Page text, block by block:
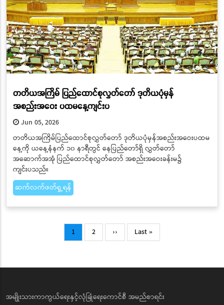
တတိယအကြိမ် ပြည်ထောင်စုလွှတ်တော် ဒုတိယပုံမှန်
အစည်းအဝေး ပထမနေ့ကျင်းပ
Jun 05, 2026
တတိယအကြိမ်ပြည်ထောင်စုလွှတ်တော် ဒုတိယပုံမှန်အစည်းအဝေးပထမ
နေ့ကို ယနေ့နံနက် ၁၀ နာရီတွင် နေပြည်တော်ရှိ လွှတ်တော်
အဆောက်အအုံ ပြည်ထောင်စုလွှတ်တော် အစည်းအဝေးခန်းမ၌
ကျင်းပသည်။
ဆက်လက်ဖတ်ရှု့ရန်
Current
page
1 Page
2
Next
page
››
Last
page
Last »
အမျိုးသားကာကွယ်ရေးနှင့်လုံခြုံရေးကောင်စီ အမည်စာရင်း